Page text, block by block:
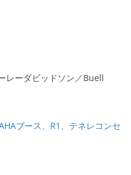
ーダビッドソン／Buell
ブース、R1、テネレコンセ